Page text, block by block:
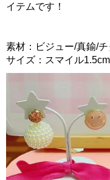
イテムです！
素材：ビジュー/真鍮/
サイズ：スマイル